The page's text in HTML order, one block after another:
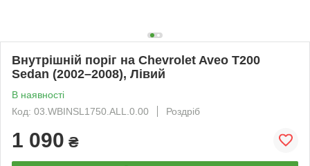
Внутрішній поріг на Chevrolet Aveo T200
Sedan (2002–2008), Лівий
В наявності
Код: 03.WBINSL1750.ALL.0.00
Роздріб
1 090 ₴